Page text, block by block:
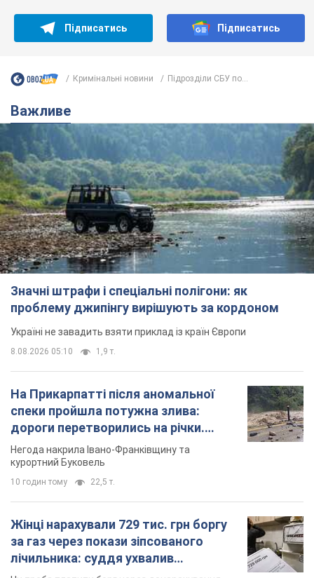
Підписатись Підписатись
Кримінальні новини Підрозділи СБУ по...
Важливе
Значні штрафи і спеціальні полігони: як
проблему джипінгу вирішують за кордоном
Україні не завадить взяти приклад із країн Європи
8.08.2026 05:10 1,9 т.
На Прикарпатті після аномальної
спеки пройшла потужна злива:
дороги перетворились на річки.
Відео
Негода накрила Івано-Франківщину та
курортний Буковель
10 годин тому 22,5 т.
Жінці нарахували 729 тис. грн боргу
за газ через покази зіпсованого
лічильника: суддя ухвалив